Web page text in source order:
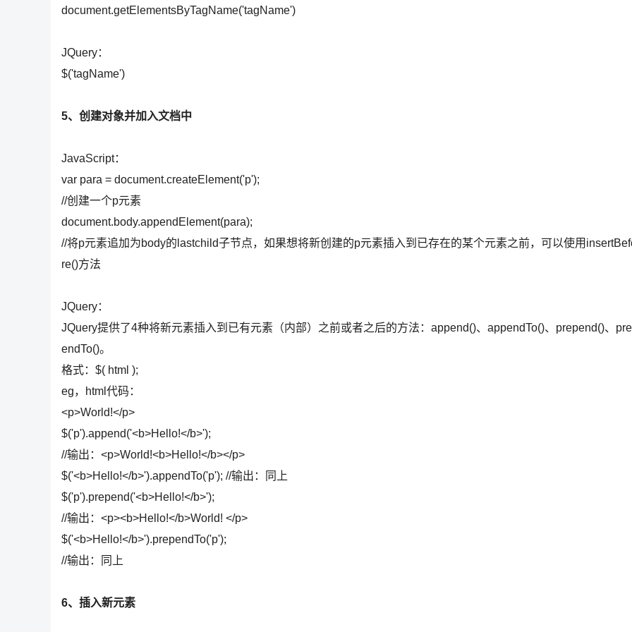
document.getElementsByTagName('tagName')
JQuery：
$('tagName')
5、创建对象并加入文档中
JavaScript：
var para = document.createElement('p');
//创建一个p元素
document.body.appendElement(para);
//将p元素追加为body的lastchild子节点，如果想将新创建的p元素插入到已存在的某个元素之前，可以使用
re()方法
JQuery：
JQuery提供了4种将新元素插入到已有元素（内部）之前或者之后的方法：append()、appendTo()、prepend()、
endTo()。
格式：$( html );
eg，html代码：
<p>World!</p>
$('p').append('<b>Hello!</b>');
//输出：<p>World!<b>Hello!</b></p>
$('<b>Hello!</b>').appendTo('p'); //输出：同上
$('p').prepend('<b>Hello!</b>');
//输出：<p><b>Hello!</b>World! </p>
$('<b>Hello!</b>').prependTo('p');
//输出：同上
6、插入新元素